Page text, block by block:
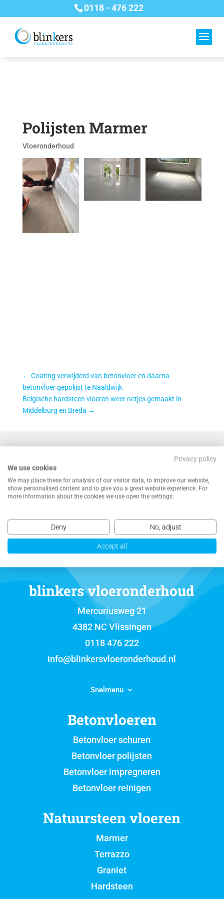
0118 - 476 222
Polijsten Marmer
Vloeronderhoud
← Coating verwijderd van betonvloer en daarna
betonvloer gepolijst te Naaldwijk
Belgische hardsteen vloeren weer netjes gemaakt in
Middelburg en Breda →
NEEM CONTACT MET ONS OP VOOR EEN
VRIJBLIJVENDE OFFERTE
blinkers vloeronderhoud
Mercuriusweg 21
4382 NC Vlissingen
0118 476 222
info@blinkersvloeronderhoud.nl
Snelmenu
Betonvloeren
Betonvloer schuren
Betonvloer polijsten
Betonvloer impregneren
Betonvloer reinigen
Natuursteen vloeren
Marmer
Terrazzo
Graniet
Hardsteen
Privacy policy
We use cookies
We may place these for analysis of our visitor data, to improve our website,
show personalised content and to give you a great website experience. For
more information about the cookies we use open the settings.
Deny No, adjust
Accept all